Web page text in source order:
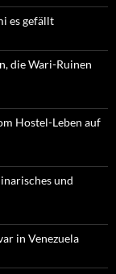
es gefällt
die Wari-Ruinen
Hostel-Leben auf
und
in Venezuela